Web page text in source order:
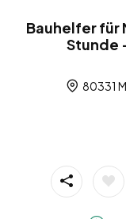
Bauhelfer für
Stunde
80331